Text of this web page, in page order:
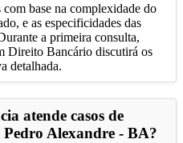
base na complexidade do
e as especificidades das
a primeira consulta,
Direito Bancário discutirá os
detalhada.
atende casos de
Alexandre - BA?